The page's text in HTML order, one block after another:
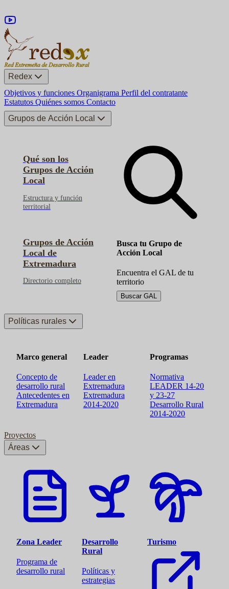
Redex
Objetivos y funciones Organigrama Perfil del contratante
Estatutos Quiénes somos Contacto
Grupos de Acción Local
Qué son los
Grupos de Acción
Local
Estructura y función
territorial
Grupos de Acción
Local de
Extremadura
Directorio completo
Busca tu Grupo de
Acción Local
Encuentra el GAL de tu
territorio
Buscar GAL
Políticas rurales
Marco general
Concepto de
desarrollo rural
Antecedentes en
Extremadura
Leader
Leader en
Extremadura
Extremadura
2014-2020
Programas
Normativa
LEADER 14-20
y 23-27
Desarrollo Rural
2014-2020
Proyectos
Áreas
Zona Leader
Programa de
desarrollo rural
Desarrollo
Rural
Políticas y
estrategias
Turismo